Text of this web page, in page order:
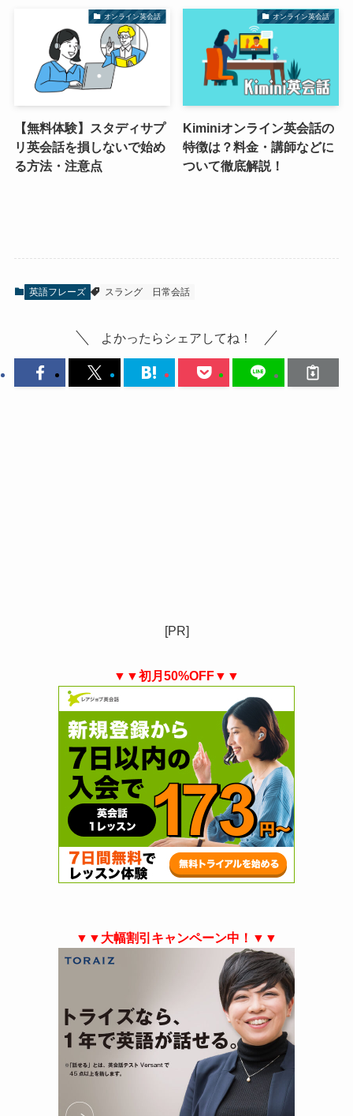
オンライン英会話
【無料体験】スタディサプ
リ英会話を損しないで始め
る方法・注意点
オンライン英会話
Kiminiオンライン英会話の
特徴は？料金・講師などに
ついて徹底解説！
英語フレーズ スラング 日常会話
よかったらシェアしてね！
[PR]
▼▼初月50%OFF▼▼
▼▼大幅割引キャンペーン中！▼▼